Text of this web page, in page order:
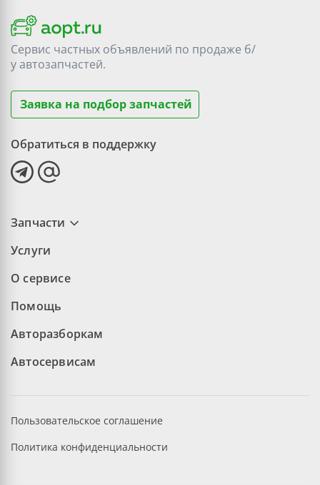
Сервис частных объявлений по продаже б/
уавтозапчастей.
Заявка на подбор запчастей
Обратиться в поддержку
Запчасти
Услуги
О сервисе
Помощь
Авторазборкам
Автосервисам
Пользовательское соглашение
Политика конфиденциальности